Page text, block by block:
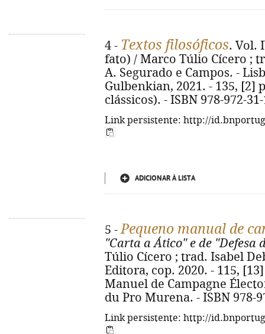
4 - Textos filosóficos. Vol.
fato) / Marco Túlio Cícero ;
A. Segurado e Campos. -
Gulbenkian, 2021. - 135, [2]
clássicos). - ISBN 978-972-
Link persistente: http://
ADICIONAR À LISTA
5 -Pequeno manual de
"Carta a Ático" e de "Defesa
Túlio Cícero ; trad. Isabel
Editora, cop. 2020. - 115,
Manuel de Campagne
du Pro Murena. - ISBN 978-
Link persistente: http://